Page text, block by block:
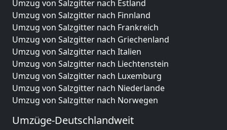
Umzug von Salzgitter nach Estland
Umzug von Salzgitter nach Finnland
Umzug von Salzgitter nach Frankreich
Umzug von Salzgitter nach Griechenland
Umzug von Salzgitter nach Italien
Umzug von Salzgitter nach Liechtenstein
Umzug von Salzgitter nach Luxemburg
Umzug von Salzgitter nach Niederlande
Umzug von Salzgitter nach Norwegen
Umzüge-Deutschlandweit